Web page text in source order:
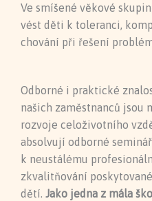
Ve smíšené věkové
vést děti k toleranci,
chování při řešení
Odborné i praktické
našich zaměstnanců jsou
rozvoje celoživotního
absolvují odborné
k neustálému
zkvalitňování
dětí. Jako jedna z mála